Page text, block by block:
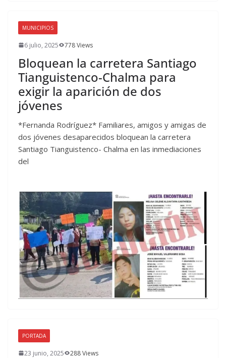
MUNICIPIOS
6 julio, 2025 778 Views
Bloquean la carretera Santiago
Tianguistenco-Chalma para
exigir la aparición de dos
jóvenes
*Fernanda Rodríguez* Familiares, amigos y amigas de
dos jóvenes desaparecidos bloquean la carretera
Santiago Tianguistenco- Chalma en las inmediaciones
del
PORTADA
23 junio, 2025 288 Views